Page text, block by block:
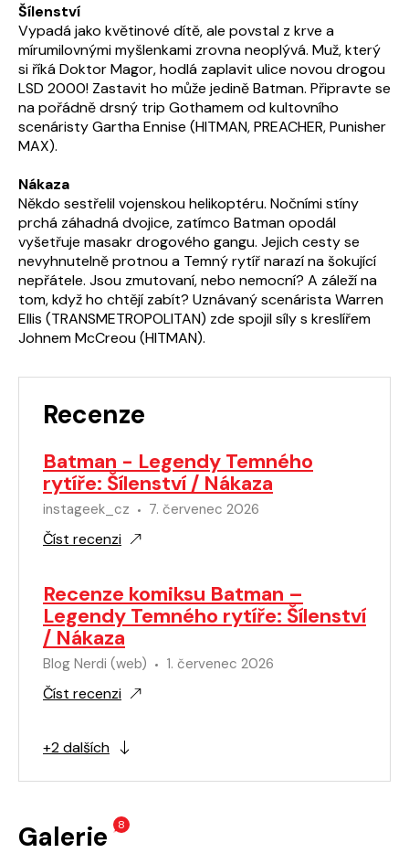
Šílenství
Vypadá jako květinové dítě, ale povstal z krve a
mírumilovnými myšlenkami zrovna neoplývá. Muž, který
si říká Doktor Magor, hodlá zaplavit ulice novou drogou
LSD 2000! Zastavit ho může jedině Batman. Připravte se
na pořádně drsný trip Gothamem od kultovního
scenáristy Gartha Ennise (HITMAN, PREACHER, Punisher
MAX).
Nákaza
Někdo sestřelil vojenskou helikoptéru. Nočními stíny
prchá záhadná dvojice, zatímco Batman opodál
vyšetřuje masakr drogového gangu. Jejich cesty se
nevyhnutelně protnou a Temný rytíř narazí na šokující
nepřátele. Jsou zmutovaní, nebo nemocní? A záleží na
tom, když ho chtějí zabít? Uznávaný scenárista Warren
Ellis (TRANSMETROPOLITAN) zde spojil síly s kreslířem
Johnem McCreou (HITMAN).
Recenze
Batman - Legendy Temného
rytíře: Šílenství / Nákaza
instageek_cz 7. červenec 2026
Číst recenzi
Recenze komiksu Batman –
Legendy Temného rytíře: Šílenství
/ Nákaza
Blog Nerdi (web) 1. červenec 2026
Číst recenzi
+2 dalších
Galerie 8